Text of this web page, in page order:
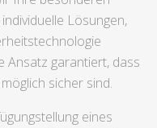
Lösungen,
Ansatz garantiert, dass
sicher sind.
eines